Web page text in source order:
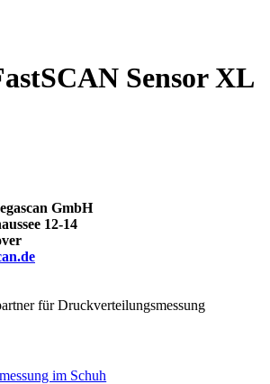
Sensor XL
GmbH
12-14
für Druckverteilungsmessung
im Schuh